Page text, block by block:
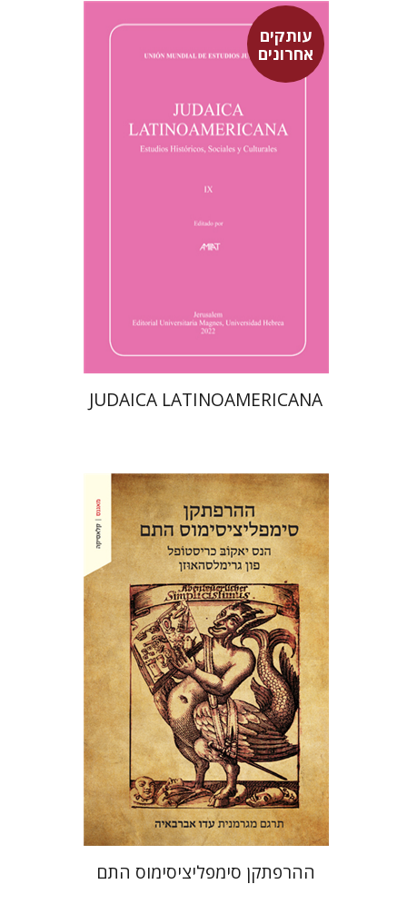
עותקים
אחרונים
סבסטיאן קלור
מרגלית בז'רנו
פולט קרשונוביץ שוסטר
פלורינדה פ.
$61
JUDAICA LATINOAMERICANA
הנס יאקוֹבּ כריסטוֹפל פון גרימלסהאוּזן
עדו אברבאיה
הנחת אתר ספר מודפס
$42
$38
ההרפתקן סימפליציסימוס התם